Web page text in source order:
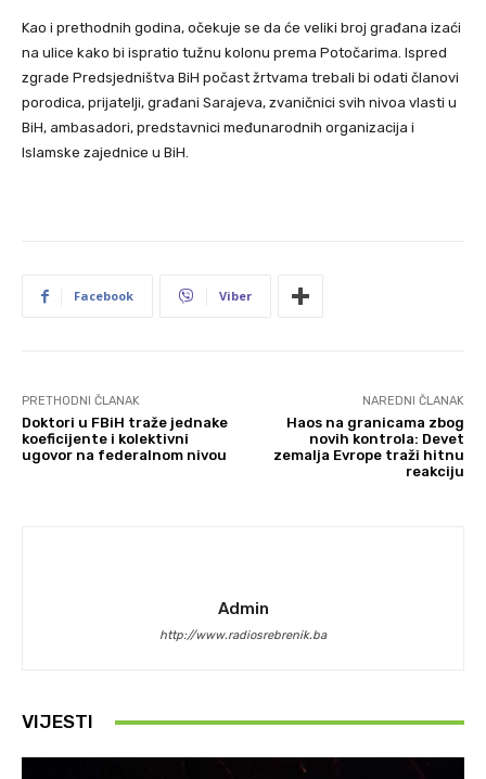
Kao i prethodnih godina, očekuje se da će veliki broj građana izaći
na ulice kako bi ispratio tužnu kolonu prema Potočarima. Ispred
zgrade Predsjedništva BiH počast žrtvama trebali bi odati članovi
porodica, prijatelji, građani Sarajeva, zvaničnici svih nivoa vlasti u
BiH, ambasadori, predstavnici međunarodnih organizacija i
Islamske zajednice u BiH.
Facebook Viber
PRETHODNI ČLANAK
Doktori u FBiH traže jednake
koeficijente i kolektivni
ugovor na federalnom nivou
NAREDNI ČLANAK
Haos na granicama zbog
novih kontrola: Devet
zemalja Evrope traži hitnu
reakciju
Admin
http://www.radiosrebrenik.ba
VIJESTI